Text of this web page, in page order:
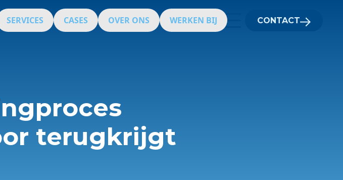
SERVICES CASES OVER ONS WERKEN BIJ CONTACT
terugkrijgt